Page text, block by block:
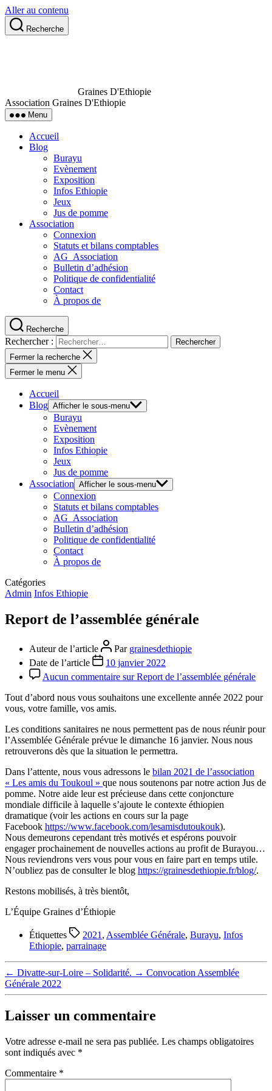
Aller au contenu
Recherche
Graines D'Ethiopie
Association Graines D'Ethiopie
Menu
Accueil
Blog
Burayu
Evènement
Exposition
Infos Ethiopie
Jeux
Jus de pomme
Association
Connexion
Statuts et bilans comptables
AG_Association
Bulletin d’adhésion
Politique de confidentialité
Contact
À propos de
Recherche
Rechercher :
Fermer la recherche
Fermer le menu
Accueil
Blog Afficher le sous-menu
Burayu
Evènement
Exposition
Infos Ethiopie
Jeux
Jus de pomme
Association Afficher le sous-menu
Connexion
Statuts et bilans comptables
AG_Association
Bulletin d’adhésion
Politique de confidentialité
Contact
À propos de
Catégories
Admin Infos Ethiopie
Report de l’assemblée générale
Auteur de l’article Par grainesdethiopie
Date de l’article
10 janvier 2022
Aucun commentaire sur Report de l’assemblée générale
Tout d’abord nous vous souhaitons une excellente année 2022 pour
vous, votre famille, vos amis.
Les conditions sanitaires ne nous permettent pas de nous réunir pour
l’Assemblée Générale prévue le dimanche 16 janvier. Nous nous
retrouverons dès que la situation le permettra.
Dans l’attente, nous vous adressons le bilan 2021 de l’association
« Les amis du Toukoul » que nous soutenons par notre action Jus de
pomme. Notre aide leur est précieuse dans cette conjoncture
mondiale difficile à laquelle s’ajoute le contexte éthiopien
dramatique (voir les actions en cours sur la page
Facebook https://www.facebook.com/lesamisdutoukouk).
Nous demeurons cependant très motivés et espérons pouvoir
engager prochainement de nouvelles actions au profit de Burayou…
Nous reviendrons vers vous pour vous en faire part en temps utile.
N’oubliez pas de consulter le blog https://grainesdethiopie.fr/blog/.
Restons mobilisés, à très bientôt,
L’Équipe Graines d’Éthiopie
Étiquettes 2021 , Assemblée Générale, Burayu, Infos
Ethiopie, parrainage
← Divatte-sur-Loire – Solidarité. → Convocation Assemblée
Générale 2022
Laisser un commentaire
Votre adresse e-mail ne sera pas publiée. Les champs obligatoires
sont indiqués avec *
Commentaire *